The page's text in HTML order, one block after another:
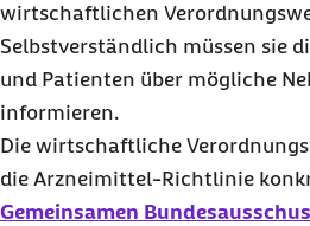
wirtschaftlichen
Selbstverständlich müssen sie
und Patienten über mögliche
informieren.
Die wirtschaftliche
die Arzneimittel-Richtlinie
Gemeinsamen